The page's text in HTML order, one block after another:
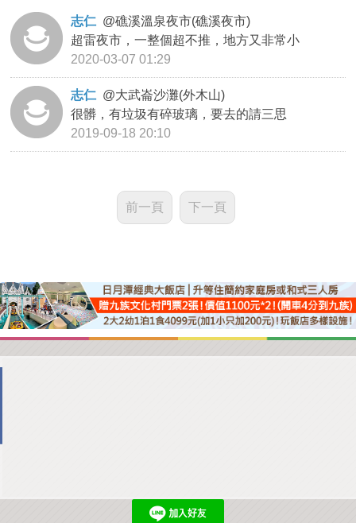
APP下載
志仁 @礁溪溫泉夜市(礁溪夜市)
超雷夜市，一整個超不推，地方又非常小
2020-03-07 01:29
志仁 @大武崙沙灘(外木山)
很髒，有垃圾有碎玻璃，要去的請三思
2019-09-18 20:10
前一頁 下一頁